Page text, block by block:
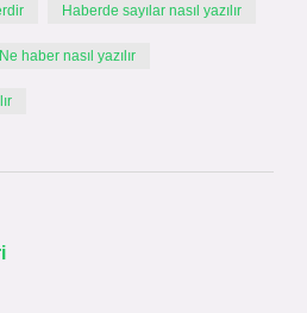
Haberde sayılar nasıl yazılır
Ne haber nasıl yazılır